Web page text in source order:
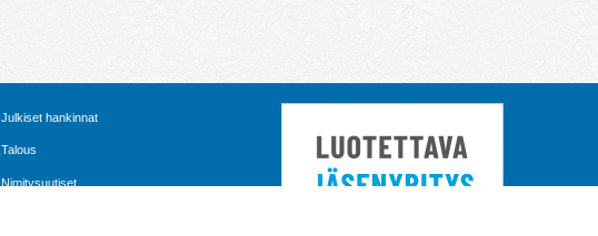
Julkiset hankinnat
Talous
Nimitysuutiset